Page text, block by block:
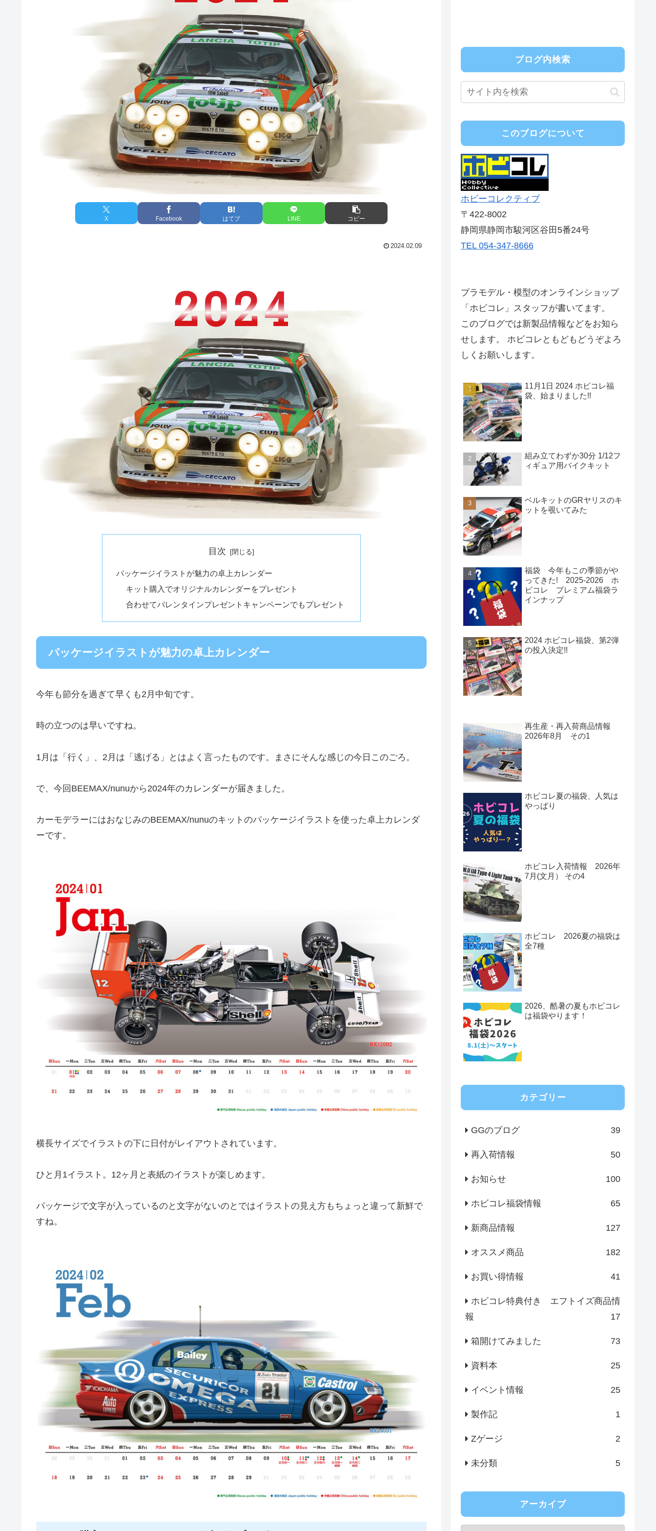
X Facebook はてブ LINE コピー
2024.02.09
目次
パッケージイラストが魅力の卓上カレンダー
キット購入でオリジナルカレンダーをプレゼント
合わせてバレンタインプレゼントキャンペーンでもプレゼント
パッケージイラストが魅力の卓上カレンダー
今年も節分を過ぎて早くも2月中旬です。
時の立つのは早いですね。
1月は「行く」、2月は「逃げる」とはよく言ったものです。まさにそんな感じの今日このごろ。
で、今回BEEMAX/nunuから2024年のカレンダーが届きました。
カーモデラーにはおなじみのBEEMAX/nunuのキットのパッケージイラストを使った卓上カレンダ
ーです。
横長サイズでイラストの下に日付がレイアウトされています。
ひと月1イラスト。12ヶ月と表紙のイラストが楽しめます。
パッケージで文字が入っているのと文字がないのとではイラストの見え方もちょっと違って新鮮で
すね。
ブログ内検索
このブログについて
ホビーコレクティブ
〒422-8002
静岡県静岡市駿河区谷田5番24号
TEL 054-347-8666
プラモデル・模型のオンラインショップ
「ホビコレ」スタッフが書いてます。
このブログでは新製品情報などをお知ら
せします。 ホビコレともどもどうぞよろ
しくお願いします。
11月1日 2024 ホビコレ福
袋、始まりました!!
組み立てわずか30分 1/12フ
ィギュア用バイクキット
ベルキットのGRヤリスのキ
ットを覗いてみた
福袋 今年もこの季節がや
ってきた! 2025-2026 ホ
ビコレ プレミアム福袋ラ
インナップ
2024 ホビコレ福袋、第2弾
の投入決定!!
再生産・再入荷商品情報
2026年8月 その1
ホビコレ夏の福袋、人気は
やっぱり
ホビコレ入荷情報 2026年
7月(文月） その4
ホビコレ 2026夏の福袋は
全7種
2026、酷暑の夏もホビコレ
は福袋やります！
カテゴリー
GGのブログ 39
再入荷情報 50
お知らせ 100
ホビコレ福袋情報 65
新商品情報 127
オススメ商品 182
お買い得情報 41
ホビコレ特典付き エフトイズ商品情
報
17
箱開けてみました 73
資料本 25
イベント情報 25
製作記 1
Zゲージ 2
未分類 5
アーカイブ